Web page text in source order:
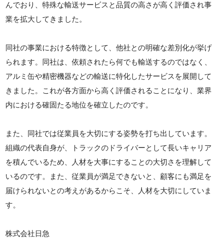
んでおり、特殊な輸送サービスと品質の高さが高く評価され事
業を拡大してきました。
同社の事業における特徴として、他社との明確な差別化が挙げ
られます。同社は、依頼されたら何でも輸送するのではなく、
アルミ缶や精密機器などの輸送に特化したサービスを展開して
きました。これが各方面から高く評価されることになり、業界
内における確固たる地位を確立したのです。
また、同社では従業員を大切にする姿勢を打ち出しています。
組織の代表自身が、トラックのドライバーとして長いキャリア
を積んでいるため、人材を大事にすることの大切さを理解して
いるのです。また、従業員が満足できないと、顧客にも満足を
届けられないとの考えがあるからこそ、人材を大切にしていま
す。
株式会社日急